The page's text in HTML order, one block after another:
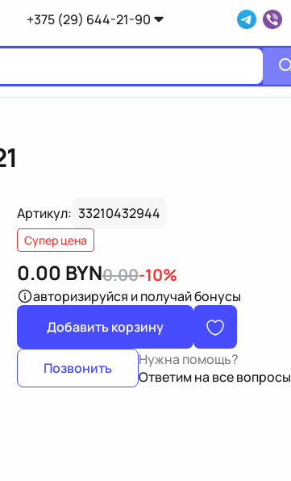
+375 (29) 644-21-90
Артикул: 33210432944
Супер цена
0.00 BYN0.00-10%
авторизируйся и получай бонусы
Добавить корзину
Позвонить
Нужна помощь?
Ответим на все вопросы